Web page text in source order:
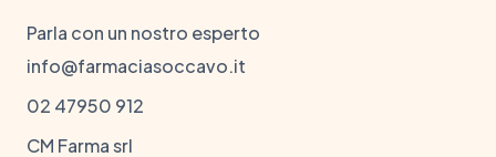
Parla con un nostro esperto
info@farmaciasoccavo.it
02 47950 912
CM Farma srl